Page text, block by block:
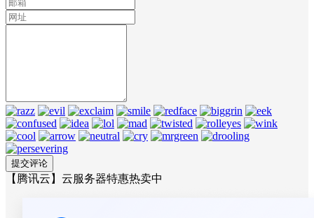
【腾讯云】云服务器特惠热卖中